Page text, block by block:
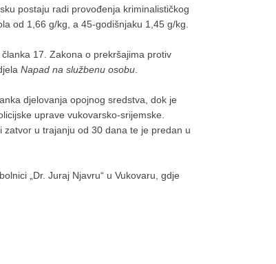
postaju radi provođenja kriminalističkog
od 1,66 g/kg, a 45-godišnjaku 1,45 g/kg.
17. Zakona o prekršajima protiv
Napad na službenu osobu
djelovanja opojnog sredstva, dok je
uprave vukovarsko-srijemske.
u trajanju od 30 dana te je predan u
„Dr. Juraj Njavru“ u Vukovaru, gdje